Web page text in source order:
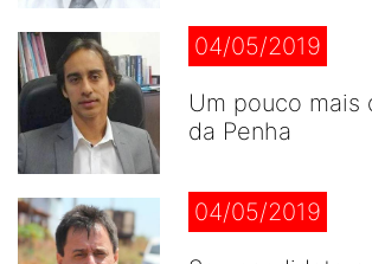
04/05/2019
Um pouco
da Penha
04/05/2019